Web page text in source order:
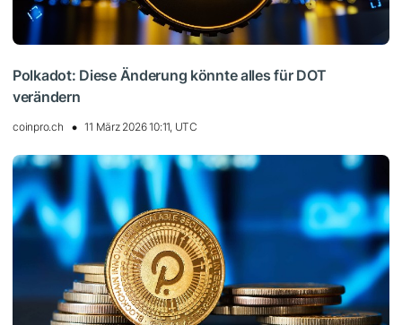
Polkadot: Diese Änderung könnte alles für DOT
verändern
coinpro.ch 11 März 2026 10:11, UTC